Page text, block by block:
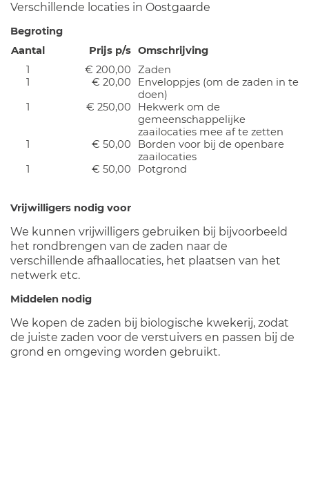
Verschillende locaties in Oostgaarde
Begroting
Aantal
Prijs p/s Omschrijving
1
€ 200,00
Zaden
1
€ 20,00
Enveloppjes (om de zaden in te
doen)
1
€ 250,00
Hekwerk om de
gemeenschappelijke
zaailocaties mee af te zetten
1
€ 50,00
Borden voor bij de openbare
zaailocaties
1
€ 50,00 Potgrond
Vrijwilligers nodig voor
We kunnen vrijwilligers gebruiken bij bijvoorbeeld
het rondbrengen van de zaden naar de
verschillende afhaallocaties, het plaatsen van het
netwerk etc.
Middelen nodig
We kopen de zaden bij biologische kwekerij, zodat
de juiste zaden voor de verstuivers en passen bij de
grond en omgeving worden gebruikt.